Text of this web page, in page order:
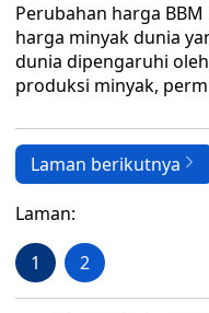
Perubahan harga
harga minyak dunia
dunia dipengaruhi
produksi minyak,
Laman berikutnya
Laman:
1 2